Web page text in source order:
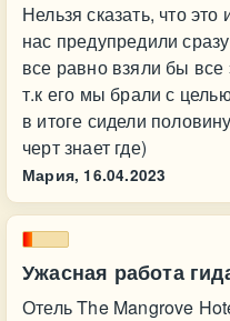
Нельзя сказать, что
нас предупредили
все равно взяли бы все
т.к его мы брали с
в итоге сидели
черт знает где)
Мария, 16.04.2023
Ужасная работа
Отель The Mangrove